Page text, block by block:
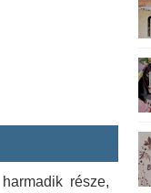
része,